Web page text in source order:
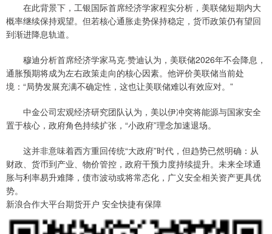
在此背景下，工银国际首席经济学家程实分析，美联储短期内大
概率继续保持观望。但若核心通胀走势保持稳定，货币政策仍有望回
到渐进降息轨道。
穆迪分析首席经济学家马克·赞迪认为，美联储2026年不会降息，
通胀预期将成为左右政策走向的核心因素。他评价美联储当前处
境：“局势发展充满不确定性，这也让美联储难以有效应对。”
中金公司宏观经济研究团队认为，美以伊冲突将能源与国家安全
置于核心，政府角色持续扩张，“小政府”理念加速退场。
这并非意味着西方重回传统“大政府”时代，但趋势已然明确：从
财政、货币到产业、物价管控，政府干预力度持续提升。未来全球通
胀与利率易升难降，债市波动或将常态化，广义安全相关资产更具优
势。
新浪合作大平台期货开户 安全快捷有保障